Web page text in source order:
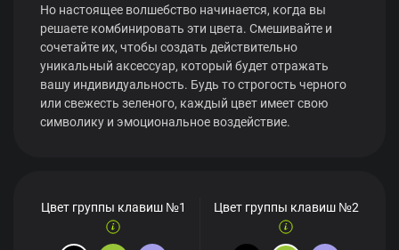
Но настоящее волшебство начинается, когда вы
решаете комбинировать эти цвета. Смешивайте и
сочетайте их, чтобы создать действительно
уникальный аксессуар, который будет отражать
вашу индивидуальность. Будь то строгость черного
или свежесть зеленого, каждый цвет имеет свою
символику и эмоциональное воздействие.
Цвет группы клавиш №1 Цвет группы клавиш №2